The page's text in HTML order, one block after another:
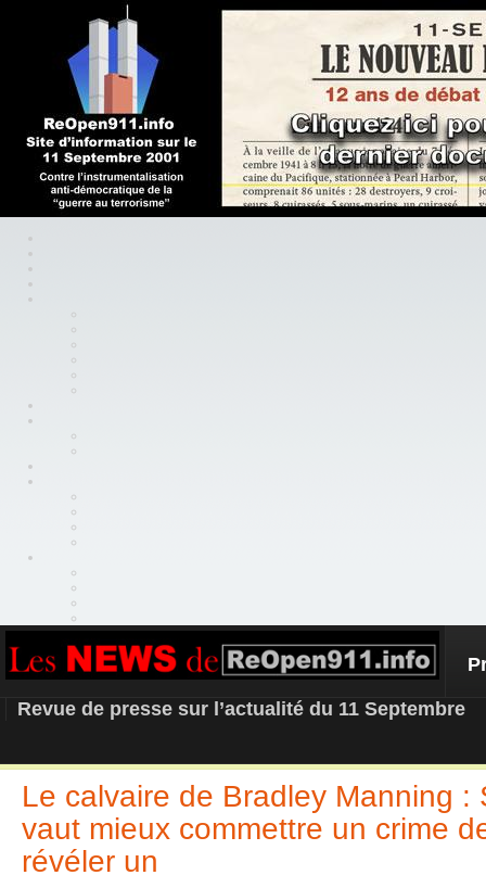
REOPEN911 – NEWS
Revue de presse sur l’actualité du 11 Septembre
Le calvaire de Bradley Manning :
vaut mieux commettre un crime
révéler un